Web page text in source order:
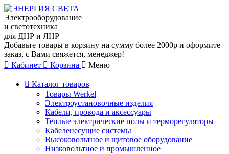
Электрооборудование
и светотехника
для ДНР и ЛНР
Добавьте товары в корзину на сумму более 2000р и оформите
заказ, с Вами свяжется, менеджер!
Кабинет
Корзина Меню
Каталог товаров
Товары Werkel
Электроустановочные изделия
Кабели, провода и аксессуары
Теплые электрические полы и терморегуляторы
Кабеленесущие системы
Высоковольтное и щитовое оборудование
Низковольтное и промышленное